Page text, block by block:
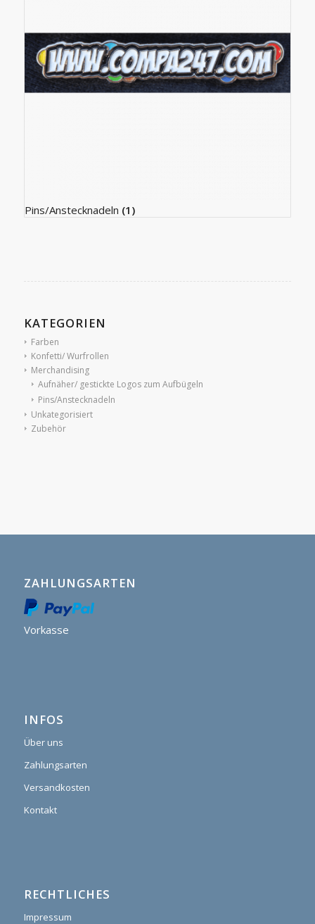
Pins/Anstecknadeln (1)
KATEGORIEN
Farben
Konfetti/ Wurfrollen
Merchandising
Aufnäher/ gestickte Logos zum Aufbügeln
Pins/Anstecknadeln
Unkategorisiert
Zubehör
ZAHLUNGSARTEN
Vorkasse
INFOS
Über uns
Zahlungsarten
Versandkosten
Kontakt
RECHTLICHES
Impressum